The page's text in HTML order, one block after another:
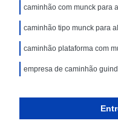
caminhão com munck para
caminhão tipo munck para
caminhão plataforma com
empresa de caminhão